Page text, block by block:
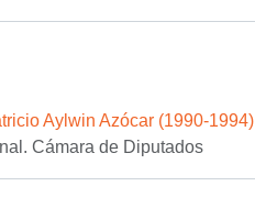
Aylwin Azócar (1990-1994)
Cámara de Diputados